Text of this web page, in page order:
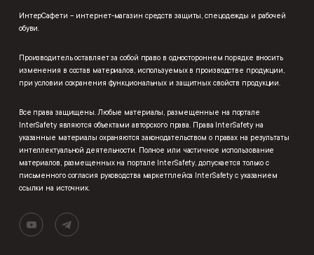
ИнтерСафети – интернет-магазин средств защиты, спецодежды и рабочей
обуви.
Производитель оставляет за собой право в одностороннем порядке вносить
изменения в состав материалов, используемых в производстве продукции,
при условии сохранения функциональных и защитных свойств продукции.
Все права защищены. Любые материалы, размещенные на портале
InterSafety являются объектами авторского права. Права InterSafety на
указанные материалы охраняются законодательством о правах на результаты
интеллектуальной деятельности. Полное или частичное использование
материалов, размещенных на портале InterSafety, допускается только с
письменного согласия руководства маркетплейса InterSafety с указанием
ссылки на источник.